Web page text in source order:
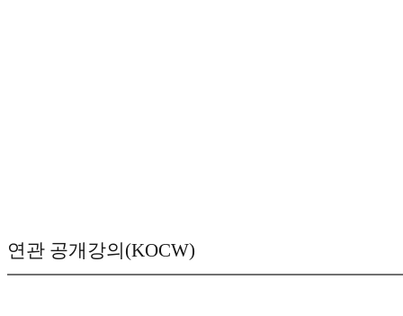
연관 공개강의(KOCW)